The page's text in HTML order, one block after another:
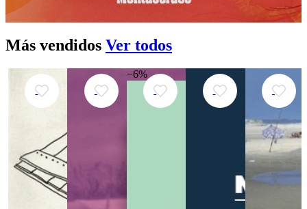
Más vendidos Ver todos
−6%